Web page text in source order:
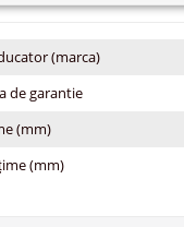
(marca)
de garantie
(mm)
(mm)